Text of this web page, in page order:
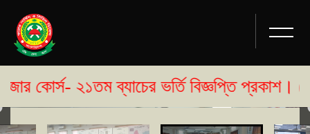
২১তম ব্যাচের ভর্তি বিজ্ঞপ্তি প্রকাশ। ( ২৩/০৫/